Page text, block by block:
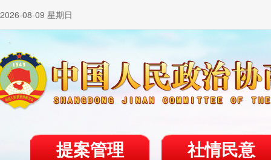
2026-08-09 星期日
提案管理 社情民意